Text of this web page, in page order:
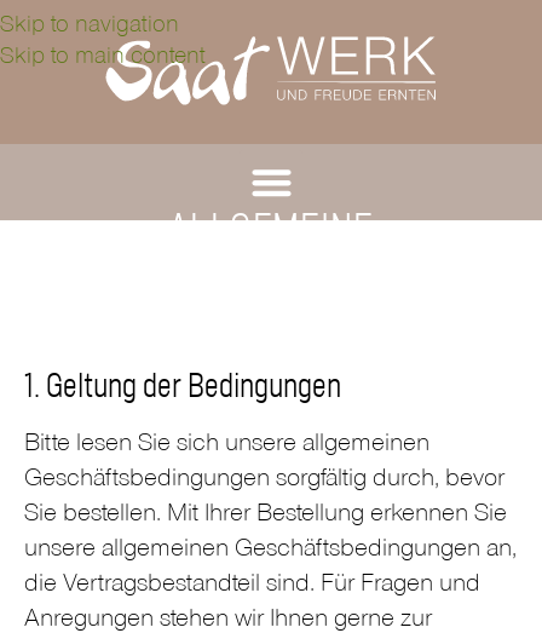
Skip to navigation
Skip to main content
ALLGEMEINE
1. Geltung der Bedingungen
Bitte lesen Sie sich unsere allgemeinen
Geschäftsbedingungen sorgfältig durch, bevor
Sie bestellen. Mit Ihrer Bestellung erkennen Sie
unsere allgemeinen Geschäftsbedingungen an,
die Vertragsbestandteil sind. Für Fragen und
Anregungen stehen wir Ihnen gerne zur